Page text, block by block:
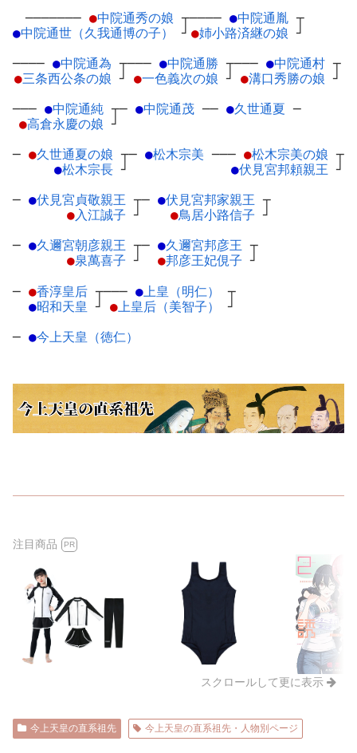
─────── ●中院通秀の娘 ┬
●中院通世（久我通博の子） ┘
──── ●中院通胤 ┬
●姉小路済継の娘 ┘
──── ●中院通為 ┬
●三条西公条の娘 ┘
─── ●中院通勝 ┬
●一色義次の娘 ┘
─── ●中院通村 ┬
●溝口秀勝の娘 ┘
─── ●中院通純 ┬
●高倉永慶の娘 ┘
─ ●中院通茂 ── ●久世通夏 ─
─ ●久世通夏の娘 ┬
●松木宗長 ┘
─ ●松木宗美 ─── ●松木宗美の娘 ┬
●伏見宮邦頼親王 ┘
─ ●伏見宮貞敬親王 ┬
●入江誠子 ┘
─ ●伏見宮邦家親王 ┬
●鳥居小路信子 ┘
─ ●久邇宮朝彦親王 ┬
●泉萬喜子 ┘
─ ●久邇宮邦彦王 ┬
●邦彦王妃俔子 ┘
─ ●香淳皇后 ┬
●昭和天皇 ┘
─── ● 上皇（明仁）
┬
● 上皇后（美智子） ┘
─ ●今上天皇（徳仁）
注目商品 PR
スクロールして更に表示
今上天皇の直系祖先 今上天皇の直系祖先・人物別ページ